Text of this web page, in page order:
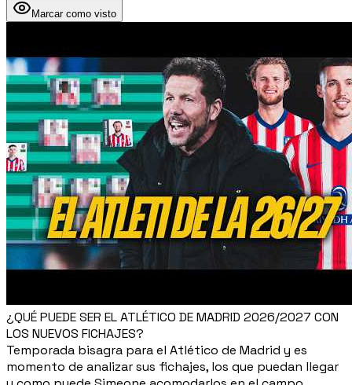
Marcar como visto
¿QUÉ PUEDE SER EL ATLÉTICO DE MADRID 2026/2027 CON
LOS NUEVOS FICHAJES?
Temporada bisagra para el Atlético de Madrid y es
momento de analizar sus fichajes, los que puedan llegar